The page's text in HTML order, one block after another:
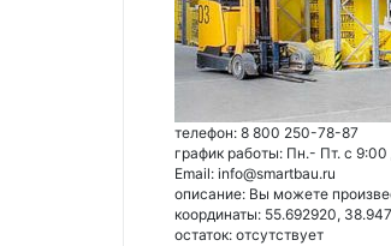
телефон: 8 800 250-78-87
график работы: Пн.- Пт. с 9:00
Email: info@smartbau.ru
описание: Вы можете
координаты: 55.692920,
остаток: отсутствует